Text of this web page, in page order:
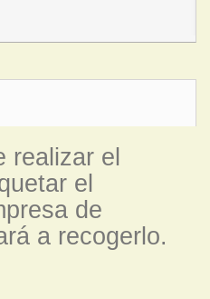
realizar el
el
de
a recogerlo.